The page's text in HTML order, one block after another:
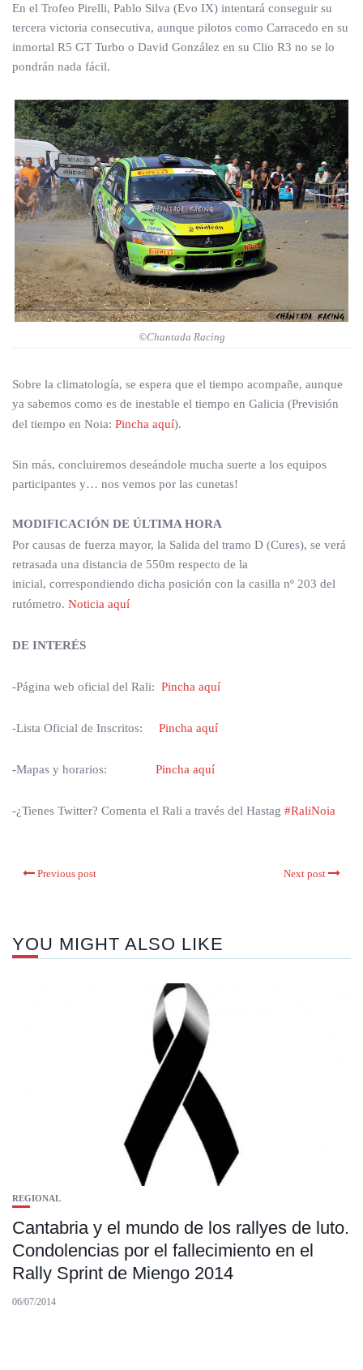
En el Trofeo Pirelli, Pablo Silva (Evo IX) intentará conseguir su
tercera victoria consecutiva, aunque pilotos como Carracedo en su
inmortal R5 GT Turbo o David González en su Clio R3 no se lo
pondrán nada fácil.
©Chantada Racing
Sobre la climatología, se espera que el tiempo acompañe, aunque
ya sabemos como es de inestable el tiempo en Galicia (Previsión
del tiempo en Noia: Pincha aquí).
Sin más, concluiremos deseándole mucha suerte a los equipos
participantes y… nos vemos por las cunetas!
MODIFICACIÓN DE ÚLTIMA HORA
Por causas de fuerza mayor, la Salida del tramo D (Cures), se verá
retrasada una distancia de 550m respecto de la
inicial, correspondiendo dicha posición con la casilla nº 203 del
rutómetro. Noticia aquí
DE INTERÉS
-Página web oficial del Rali: Pincha aquí
-Lista Oficial de Inscritos: Pincha aquí
-Mapas y horarios: Pincha aquí
-¿Tienes Twitter? Comenta el Rali a través del Hastag #RaliNoia
Previous post Next post
YOU MIGHT ALSO LIKE
REGIONAL
Cantabria y el mundo de los rallyes de luto.
Condolencias por el fallecimiento en el
Rally Sprint de Miengo 2014
06/07/2014